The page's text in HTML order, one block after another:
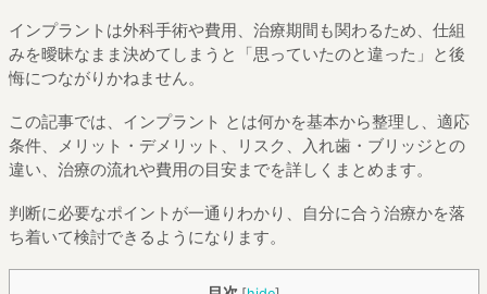
インプラントは外科手術や費用、治療期間も関わるため、仕組
みを曖昧なまま決めてしまうと「思っていたのと違った」と後
悔につながりかねません。
この記事では、インプラント とは何かを基本から整理し、適応
条件、メリット・デメリット、リスク、入れ歯・ブリッジとの
違い、治療の流れや費用の目安までを詳しくまとめます。
判断に必要なポイントが一通りわかり、自分に合う治療かを落
ち着いて検討できるようになります。